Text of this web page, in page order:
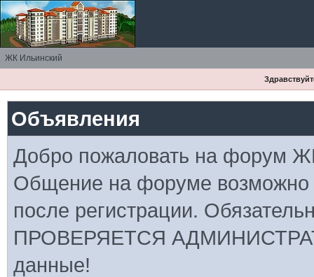
ЖК Ильинский
Объявления
Добро пожаловать на форум
Общение на форуме
после регистрации.
ПРОВЕРЯЕТСЯ
данные!